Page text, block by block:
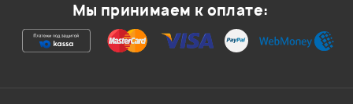
Мы принимаем к оплате: